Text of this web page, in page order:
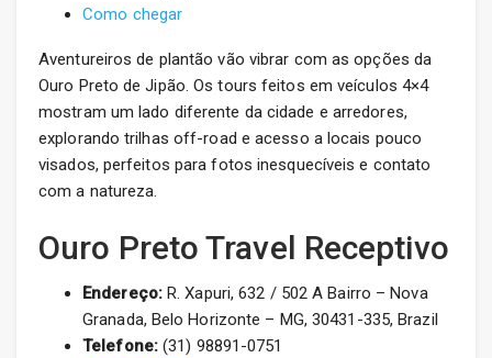
Como chegar
Aventureiros de plantão vão vibrar com as opções da
Ouro Preto de Jipão. Os tours feitos em veículos 4×4
mostram um lado diferente da cidade e arredores,
explorando trilhas off-road e acesso a locais pouco
visados, perfeitos para fotos inesquecíveis e contato
com a natureza.
Ouro Preto Travel Receptivo
Endereço:R. Xapuri, 632 / 502 A Bairro – Nova
Granada, Belo Horizonte – MG, 30431-335, Brazil
Telefone:(31) 98891-0751